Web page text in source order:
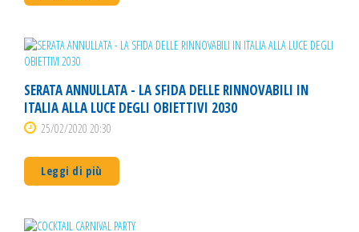
SERATA ANNULLATA - LA SFIDA DELLE RINNOVABILI IN
ITALIA ALLA LUCE DEGLI OBIETTIVI 2030
25/02/2020 20:30
Leggi di più